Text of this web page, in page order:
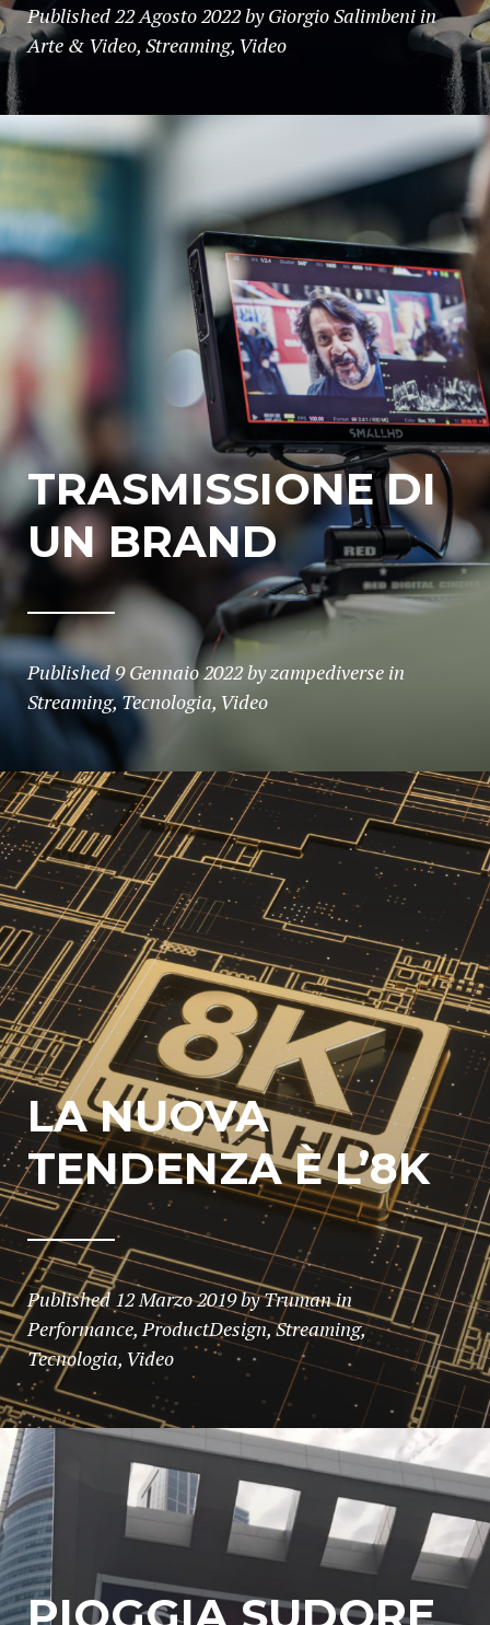
Published22 Agosto 2022byGiorgio Salimbeni in
Arte & Video, Streaming, Video
TRASMISSIONE DI
UN BRAND
Published9 Gennaio 2022byzampediverse in
Streaming,Tecnologia, Video
LA NUOVA
TENDENZA È L’8K
Published12 Marzo 2019byTrumanin
Performance,ProductDesign,Streaming,
Tecnologia, Video